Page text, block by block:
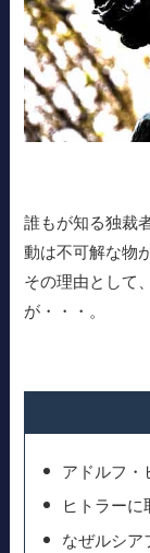
誰もが知る独裁
動は不可解な物
その理由として
が・・・。
アドルフ・
ヒトラーに
なぜルシア